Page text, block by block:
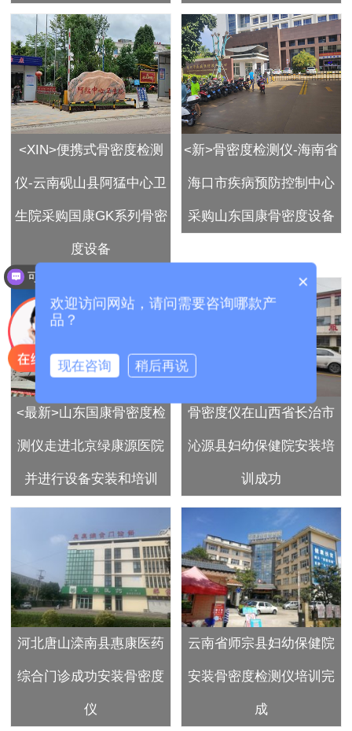
<XIN>便携式骨密度检测
仪-云南砚山县阿猛中心卫
生院采购国康GK系列骨密
度设备
<新>骨密度检测仪-海南省
海口市疾病预防控制中心
采购山东国康骨密度设备
<最新>山东国康骨密度检
测仪走进北京绿康源医院
并进行设备安装和培训
骨密度仪在山西省长治市
沁源县妇幼保健院安装培
训成功
河北唐山滦南县惠康医药
综合门诊成功安装骨密度
仪
云南省师宗县妇幼保健院
安装骨密度检测仪培训完
成
×
欢迎访问网站，请问需要咨询哪款产
品？
现在咨询 稍后再说